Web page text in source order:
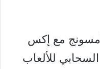
مع إكس
للألعاب